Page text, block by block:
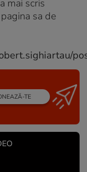
mai scris
sa de
TE